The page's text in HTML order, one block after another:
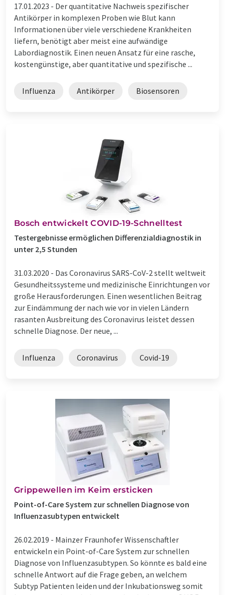
17.01.2023 - Der quantitative Nachweis spezifischer
Antikörper in komplexen Proben wie Blut kann
Informationen über viele verschiedene Krankheiten
liefern, benötigt aber meist eine aufwändige
Labordiagnostik. Einen neuen Ansatz für eine rasche,
kostengünstige, aber quantitative und spezifische ...
Influenza Antikörper Biosensoren
Bosch entwickelt COVID-19-Schnelltest
Testergebnisse ermöglichen Differenzialdiagnostik in
unter 2,5 Stunden
31.03.2020 - Das Coronavirus SARS-CoV-2 stellt weltweit
Gesundheitssysteme und medizinische Einrichtungen vor
große Herausforderungen. Einen wesentlichen Beitrag
zur Eindämmung der nach wie vor in vielen Ländern
rasanten Ausbreitung des Coronavirus leistet dessen
schnelle Diagnose. Der neue, ...
Influenza Coronavirus Covid-19
Grippewellen im Keim ersticken
Point-of-Care System zur schnellen Diagnose von
Influenzasubtypen entwickelt
26.02.2019 - Mainzer Fraunhofer Wissenschaftler
entwickeln ein Point-of-Care System zur schnellen
Diagnose von Influenzasubtypen. So könnte es bald eine
schnelle Antwort auf die Frage geben, an welchem
Subtyp Patienten leiden und der Inkubationsweg somit